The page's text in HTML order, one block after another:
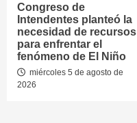
Congreso de
Intendentes planteó la
necesidad de recursos
para enfrentar el
fenómeno de El Niño
miércoles 5 de agosto de
2026